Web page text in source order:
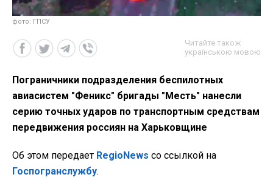
фото: ГПСУ
Читайте також
українською мовою
Пограничники подразделения беспилотных
авиасистем "Феникс" бригады "Месть" нанесли
серию точных ударов по транспортным средствам
передвижения россиян на Харьковщине
Об этом передает RegioNews со ссылкой на
Госпогранслужбу.